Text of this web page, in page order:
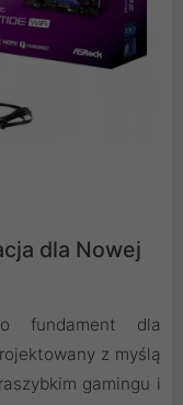
dla Nowej
fundament dla
z myślą
gamingu i